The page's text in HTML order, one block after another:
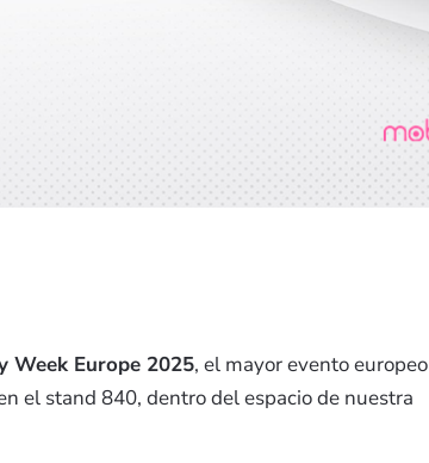
Week Europe 2025, el mayor evento europeo
el stand 840, dentro del espacio de nuestra